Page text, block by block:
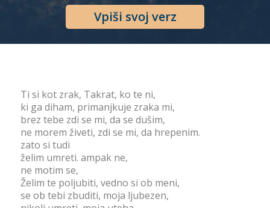
Vpiši svoj verz
Ti si kot zrak, Takrat, ko te ni,
ki ga diham, primanjkuje zraka mi,
brez tebe zdi se mi, da se dušim,
ne morem živeti, zdi se mi, da hrepenim.
zato si tudi
želim umreti. ampak ne,
ne motim se,
Želim te poljubiti, vedno si ob meni,
se ob tebi zbuditi, moja ljubezen,